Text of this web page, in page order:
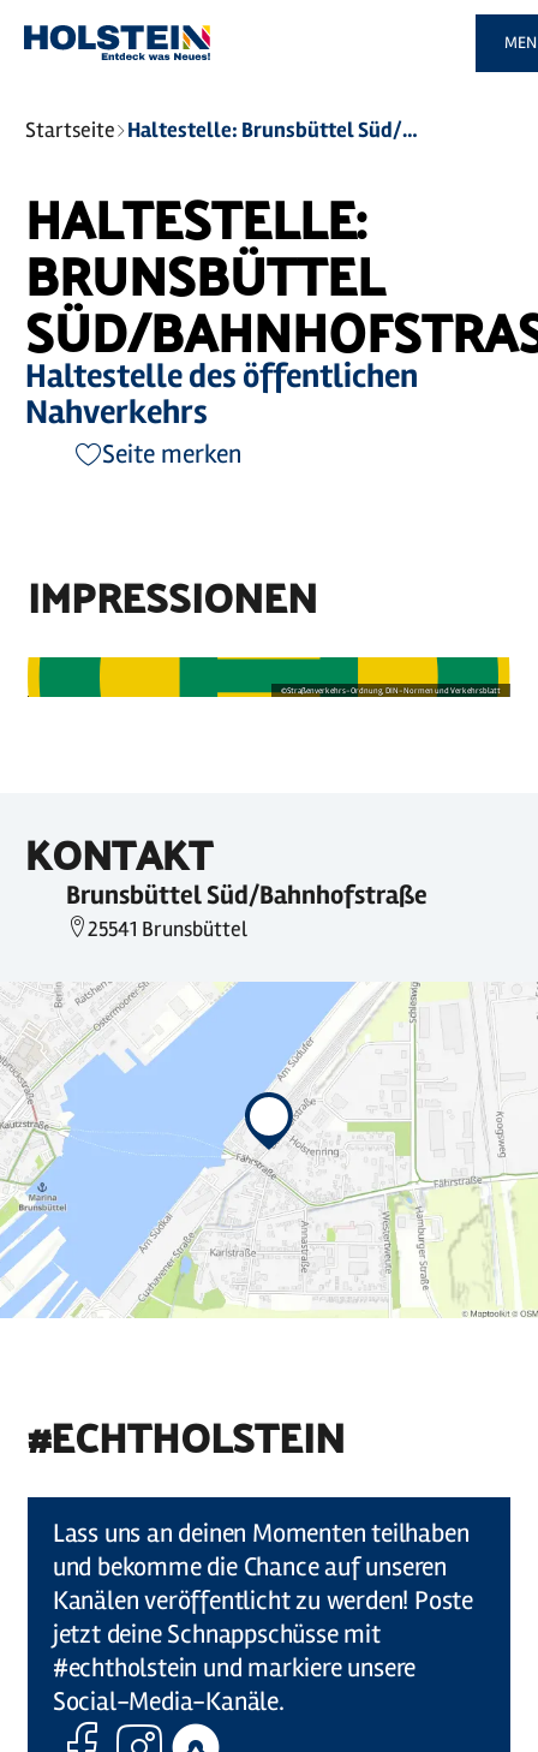
Sie
sind
Startseite Haltestelle: Brunsbüttel Süd/Bahnhofstraße
HALTESTELLE:
BRUNSBÜTTEL
SÜD/
Haltestelle des öffentlichen
Nahverkehrs
Seite merken
IMPRESSIONEN
©Straßenverkehrs-Ordnung, DIN-Normen und Verkehrsblatt
KONTAKT
Brunsbüttel Süd/Bahnhofstraße
25541 Brunsbüttel
#ECHTHOLSTEIN
Lass uns an deinen Momenten teilhaben
und bekomme die Chance auf unseren
Kanälen veröffentlicht zu werden! Poste
jetzt deine Schnappschüsse mit
#echtholstein und markiere unsere
Social-Media-Kanäle.
FacebookInstagram
Komoot